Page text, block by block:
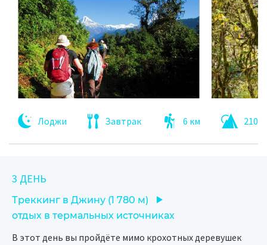
Лоджи Завтрак 6 км 2100
3 ДЕНЬ
Треккинг в Джину (1 780 м)
отдых в термальных источниках
В этот день вы пройдёте мимо крохотных деревушек